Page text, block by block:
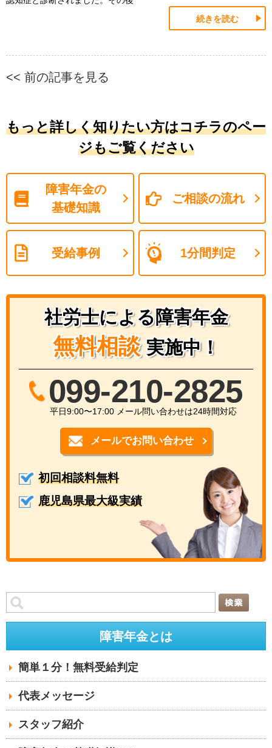
続きを読む
<< 前の記事を見る
もっと詳しく知りたい方はコチラのペー
ジもご覧ください
障害年金の
基礎知識
ご相談の流れ
受給事例 1分間判定
社労士による障害年金
無料相談 実施中！
099-210-2825
平日9:00〜17:00 メール問い合わせは24時間対応
メールでお問い合わせ
初回相談料無料
鹿児島県最大級実績
障害年金とは
簡単１分！無料受給判定
代表メッセージ
スタッフ紹介